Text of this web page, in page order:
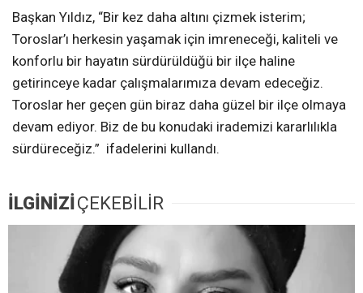
Başkan Yıldız, “Bir kez daha altını çizmek isterim;
Toroslar’ı herkesin yaşamak için imreneceği, kaliteli ve
konforlu bir hayatın sürdürüldüğü bir ilçe haline
getirinceye kadar çalışmalarımıza devam edeceğiz.
Toroslar her geçen gün biraz daha güzel bir ilçe olmaya
devam ediyor. Biz de bu konudaki irademizi kararlılıkla
sürdüreceğiz.” ifadelerini kullandı.
İLGİNİZİÇEKEBİLİR